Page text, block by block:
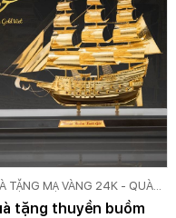
TẶNG MẠ VÀNG 24K - QUÀ
DÁT VÀNG CAO CẤP GOLD
tặng thuyền buồm